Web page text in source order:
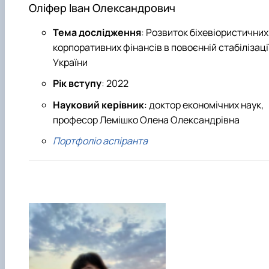
Оліфер Іван Олександрович
Тема дослідження: Розвиток біхевіористичних
корпоративних фінансів в повоєнній
України
Рік вступу: 2022
Науковий керівник: доктор економічних наук,
професор Лемішко Олена Олександрівна
Портфоліо аспіранта